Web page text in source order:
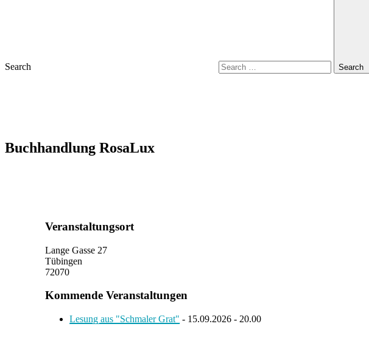
Search Search
Buchhandlung RosaLux
Veranstaltungsort
Lange Gasse 27
Tübingen
72070
Kommende Veranstaltungen
Lesung aus "Schmaler Grat" - 15.09.2026 - 20.00